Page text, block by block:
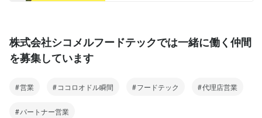
株式会社シコメルフードテックでは一緒に働く仲間
を募集しています
営業 ココロオドル瞬間 フードテック 代理店営業
パートナー営業